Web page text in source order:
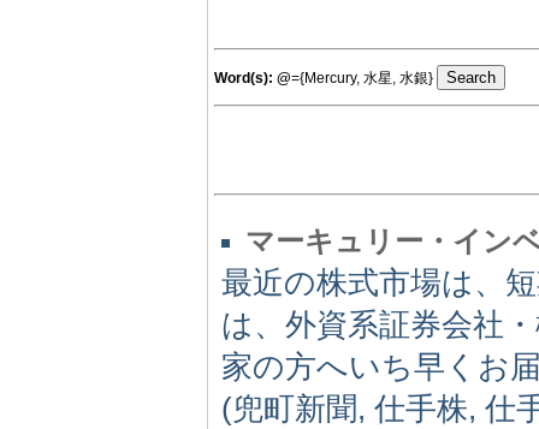
Word(s): @={Mercury, 水星, 水銀}
マーキュリー・イン
最近の株式市場は、
は、外資系証券会社
家の方へいち早くお
(兜町新聞, 仕手株, 仕